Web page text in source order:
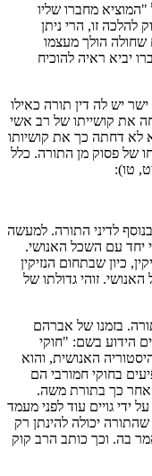
מחברו שליו
זו, הרי ניתן
הולך מעצמו
יביא ראיה להוכיח
יש לה דין תורה כאילו
את קושייתו של רב אשי
לא דחתה כך את קושיותו
של פסוק מן התורה. כלל
טו):
לדיני התורה. למעשה
יחד עם השכל האנושי.
כיון שבתחום הנזיקין
זוהי גדולתו של
בזמנו של אברהם
הידוע בשם: "חוקי
האנושית, והוא
בחוקי חמורבי הם
אחר כך בתורת משה.
ידי גויים עוד לפני מעמד
יכולה להינתן רק
בה. וכך כותב הרב קוק